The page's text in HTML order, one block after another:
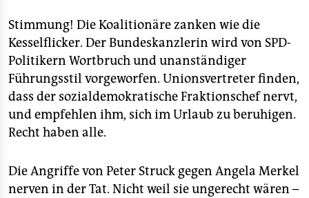
nord
wahrheit
verlag
verlag
veranstaltungen
shop
fragen & hilfe
Stimmung! Die Koalitionäre zanken wie die
Kesselflicker. Der Bundeskanzlerin wird von SPD-
Politikern Wortbruch und unanständiger
Führungsstil vorgeworfen. Unionsvertreter finden,
dass der sozialdemokratische Fraktionschef nervt,
und empfehlen ihm, sich im Urlaub zu beruhigen.
Recht haben alle.
Die Angriffe von Peter Struck gegen Angela Merkel
nerven in der Tat. Nicht weil sie ungerecht wären –